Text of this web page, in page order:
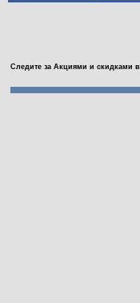
Следите за Акциями и скидками в